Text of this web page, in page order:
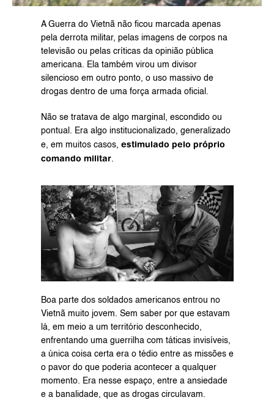
A Guerra do Vietnã não ficou marcada apenas
pela derrota militar, pelas imagens de corpos na
televisão ou pelas críticas da opinião pública
americana. Ela também virou um divisor
silencioso em outro ponto, o uso massivo de
drogas dentro de uma força armada oficial.
Não se tratava de algo marginal, escondido ou
pontual. Era algo institucionalizado, generalizado
e, em muitos casos, estimulado pelo próprio
comando militar.
Boa parte dos soldados americanos entrou no
Vietnã muito jovem. Sem saber por que estavam
lá, em meio a um território desconhecido,
enfrentando uma guerrilha com táticas invisíveis,
a única coisa certa era o tédio entre as missões e
o pavor do que poderia acontecer a qualquer
momento. Era nesse espaço, entre a ansiedade
e a banalidade, que as drogas circulavam.